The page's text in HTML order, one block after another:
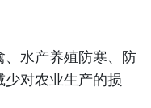
水产养殖防寒、防
对农业生产的损